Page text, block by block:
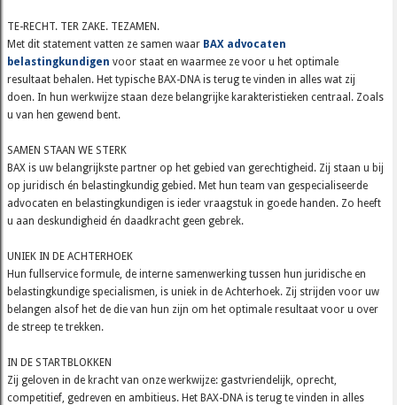
TE-RECHT. TER ZAKE. TEZAMEN.
Met dit statement vatten ze samen waar BAX advocaten
belastingkundigen voor staat en waarmee ze voor u het optimale
resultaat behalen. Het typische BAX-DNA is terug te vinden in alles wat zij
doen. In hun werkwijze staan deze belangrijke karakteristieken centraal. Zoals
u van hen gewend bent.
SAMEN STAAN WE STERK
BAX is uw belangrijkste partner op het gebied van gerechtigheid. Zij staan u bij
op juridisch én belastingkundig gebied. Met hun team van gespecialiseerde
advocaten en belastingkundigen is ieder vraagstuk in goede handen. Zo heeft
u aan deskundigheid én daadkracht geen gebrek.
UNIEK IN DE ACHTERHOEK
Hun fullservice formule, de interne samenwerking tussen hun juridische en
belastingkundige specialismen, is uniek in de Achterhoek. Zij strijden voor uw
belangen alsof het de die van hun zijn om het optimale resultaat voor u over
de streep te trekken.
IN DE STARTBLOKKEN
Zij geloven in de kracht van onze werkwijze: gastvriendelijk, oprecht,
competitief, gedreven en ambitieus. Het BAX-DNA is terug te vinden in alles